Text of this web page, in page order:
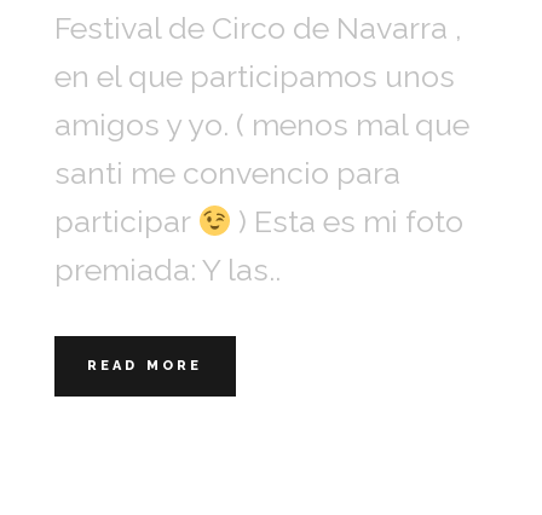
Festival de Circo de Navarra ,
en el que participamos unos
amigos y yo. ( menos mal que
santi me convencio para
participar
) Esta es mi foto
premiada: Y las..
READ MORE